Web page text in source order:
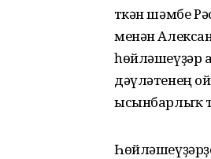
Үткән шәмбе
менән
һөйләшеүҙәр
дәүләтенең
ысынбарлыҡ